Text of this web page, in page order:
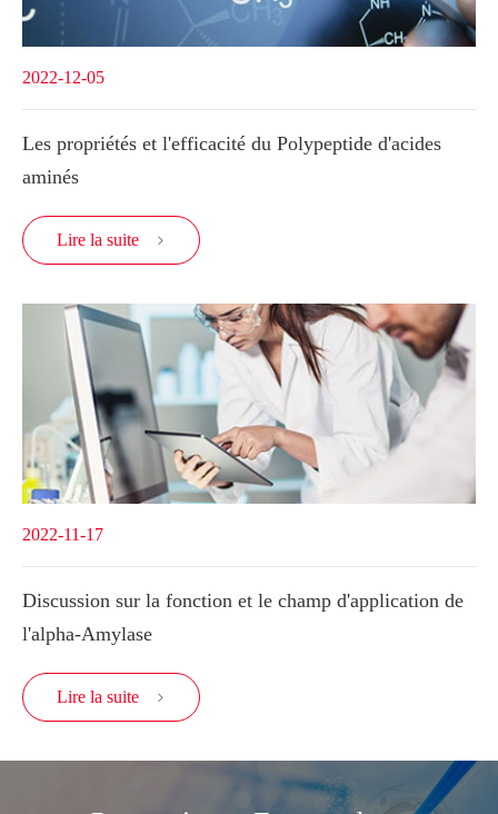
2022-12-05
Les propriétés et l'efficacité du Polypeptide d'acides
aminés
Lire la suite 
2022-11-17
Discussion sur la fonction et le champ d'application de
l'alpha-Amylase
Lire la suite 